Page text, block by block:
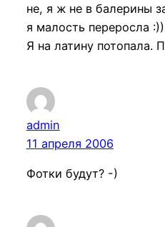
не, я ж не в балерины
я малость переросла
Я на латину потопала.
admin
11 апреля 2006
Фотки будут? -)